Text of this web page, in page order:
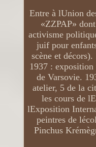
Entre à lUnion
«ZZPAP»
activisme
juif pour
scène et
1937 :
de Varsovie.
atelier, 5 de la
les cours de
lExposition
peintres de
Pinchus